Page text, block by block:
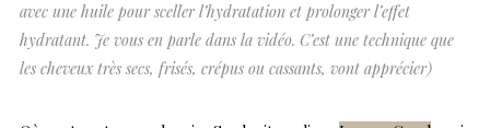
avec une huile pour sceller l’hydratation et prolonger l’effet
hydratant. Je vous en parle dans la vidéo. C’est une technique que
les cheveux très secs, frisés, crépus ou cassants, vont apprécier)